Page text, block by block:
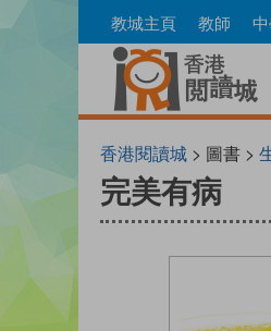
to
教城主頁 教師
香港閱讀城 > 圖書 >
完美有病